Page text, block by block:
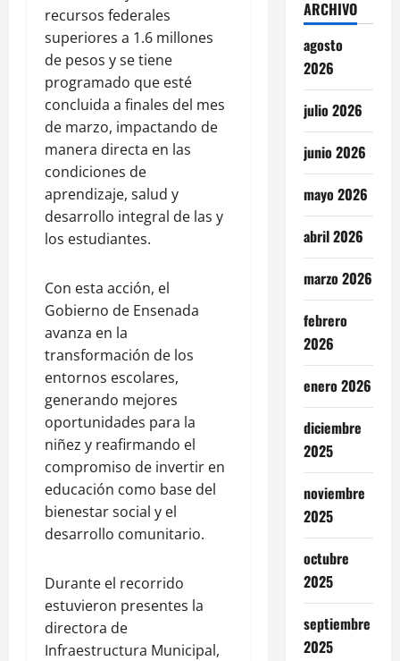
recursos federales
superiores a 1.6 millones
de pesos y se tiene
programado que esté
concluida a finales del mes
de marzo, impactando de
manera directa en las
condiciones de
aprendizaje, salud y
desarrollo integral de las y
los estudiantes.
Con esta acción, el
Gobierno de Ensenada
avanza en la
transformación de los
entornos escolares,
generando mejores
oportunidades para la
niñez y reafirmando el
compromiso de invertir en
educación como base del
bienestar social y el
desarrollo comunitario.
Durante el recorrido
estuvieron presentes la
directora de
Infraestructura Municipal,
ARCHIVO
agosto
2026
julio 2026
junio 2026
mayo 2026
abril 2026
marzo 2026
febrero
2026
enero 2026
diciembre
2025
noviembre
2025
octubre
2025
septiembre
2025